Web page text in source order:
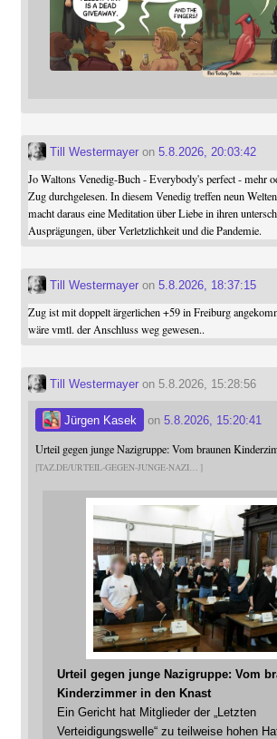
Till Westermayeron 5.8.2026, 20:03:42
Jo Waltons Venedig-Buch - Everybody's perfect - mehr
Zug durchgelesen. In diesem Venedig treffen neun
macht daraus eine Meditation über Liebe in ihren
Ausprägungen, über Verletzlichkeit und die Pandemie.
Till Westermayeron 5.8.2026, 18:37:15
Zug ist mit doppelt ärgerlichen +59 in Freiburg
wäre vmtl. der Anschluss weg gewesen..
Till Westermayeron 5.8.2026, 15:28:56
Jürgen Kasek on 5.8.2026, 15:20:41
Urteil gegen junge Nazigruppe: Vom braunen
TAZ.DE/URTEIL-GEGEN-JUNGE-NAZI
Urteil gegen junge Nazigruppe: Vom
Kinderzimmer in den Knast
Ein Gericht hat Mitglieder der „Letzten
Verteidigungswelle“ zu teilweise hohen